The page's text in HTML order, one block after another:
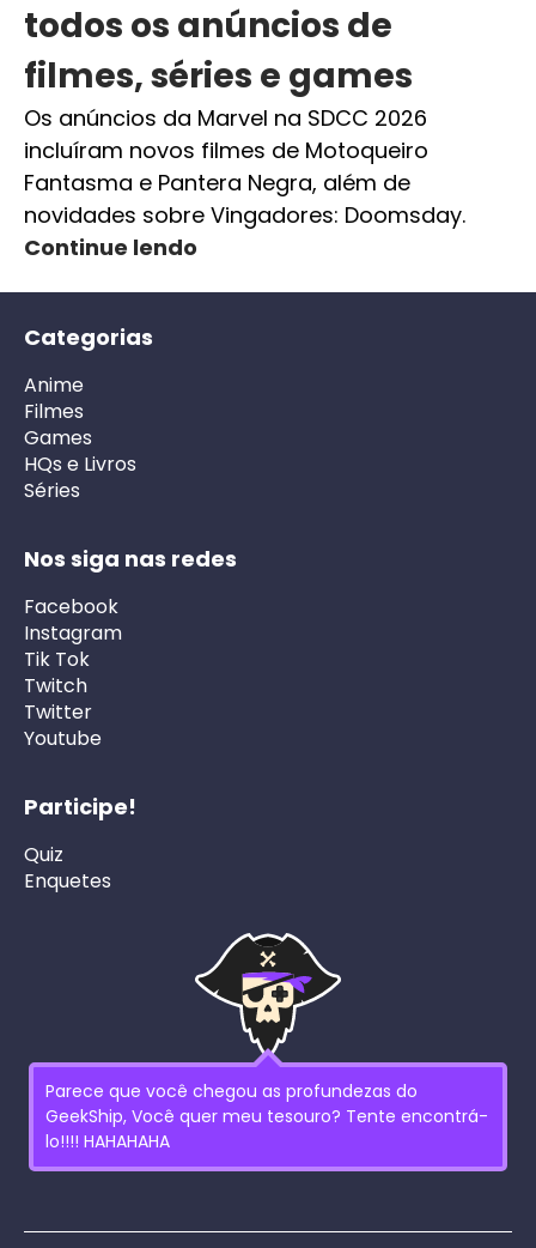
todos os anúncios de
filmes, séries e games
Os anúncios da Marvel na SDCC 2026
incluíram novos filmes de Motoqueiro
Fantasma e Pantera Negra, além de
novidades sobre Vingadores: Doomsday.
Continue lendo
Categorias
Anime
Filmes
Games
HQs e Livros
Séries
Nos siga nas redes
Facebook
Instagram
Tik Tok
Twitch
Twitter
Youtube
Participe!
Quiz
Enquetes
Parece que você chegou as profundezas do
GeekShip, Você quer meu tesouro? Tente encontrá-
lo!!!! HAHAHAHA